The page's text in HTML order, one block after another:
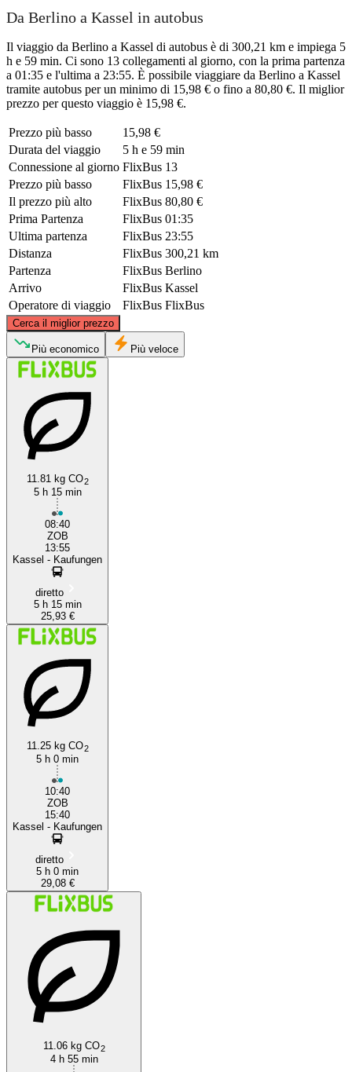
Da Berlino a Kassel in autobus
Il viaggio da Berlino a Kassel di autobus è di 300,21 km e impiega 5
h e 59 min. Ci sono 13 collegamenti al giorno, con la prima partenza
a 01:35 e l'ultima a 23:55. È possibile viaggiare da Berlino a Kassel
tramite autobus per un minimo di 15,98 € o fino a 80,80 €. Il miglior
prezzo per questo viaggio è 15,98 €.
Prezzo più basso
15,98 €
Durata del viaggio
5 h e 59 min
Connessione al giorno FlixBus 13
Prezzo più basso
FlixBus 15,98 €
Il prezzo più alto
FlixBus 80,80 €
Prima Partenza
FlixBus 01:35
Ultima partenza
FlixBus 23:55
Distanza
FlixBus 300,21 km
Partenza
FlixBus Berlino
Arrivo
FlixBus Kassel
Operatore di viaggio
FlixBus FlixBus
Cerca il miglior prezzo
Kassel
©CARTO
Più economico Più veloce
11.81 kg CO2
5 h 15 min
08:40
ZOB
13:55
Kassel - Kaufungen
diretto
5 h 15 min
25,93 €
11.25 kg CO2
5 h 0 min
10:40
ZOB
15:40
Kassel - Kaufungen
diretto
5 h 0 min
29,08 €
11.06 kg CO2
4 h 55 min